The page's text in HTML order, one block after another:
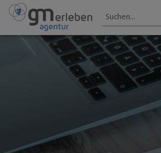
GM ENTDECKEN
Einkaufen
ANGEBOTE
HEIMAT-JOKER®
FOREST ONE®
Mehrwegsystem